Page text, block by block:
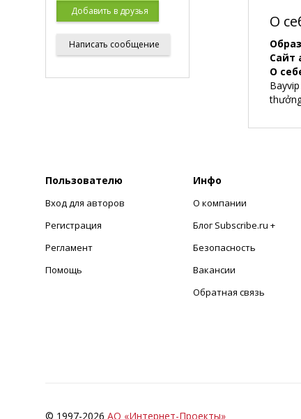
Добавить в друзья
Написать сообщение
О
Сайт
О
Пользователю
Вход для авторов
Регистрация
Регламент
Помощь
Инфо
О компании
Блог Subscribe.ru +
Безопасность
Вакансии
Обратная связь
© 1997-2026 АО «Интернет-Проекты»